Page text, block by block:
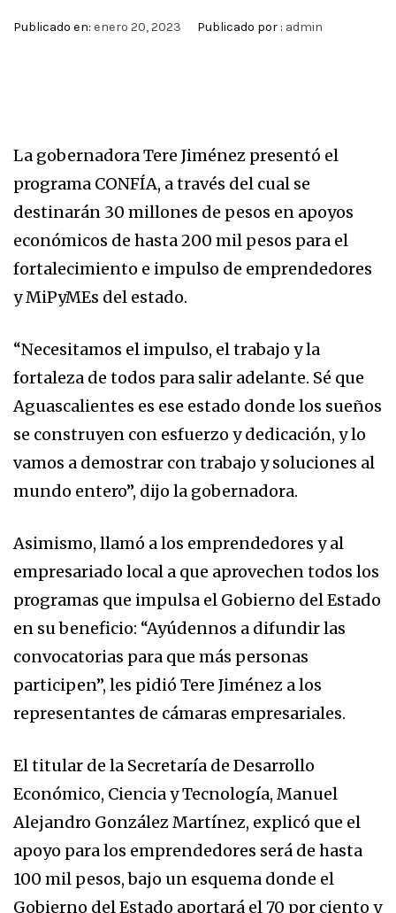
Publicado en: enero 20, 2023 Publicado por : admin
La gobernadora Tere Jiménez presentó el
programa CONFÍA, a través del cual se
destinarán 30 millones de pesos en apoyos
económicos de hasta 200 mil pesos para el
fortalecimiento e impulso de emprendedores
y MiPyMEs del estado.
“Necesitamos el impulso, el trabajo y la
fortaleza de todos para salir adelante. Sé que
Aguascalientes es ese estado donde los sueños
se construyen con esfuerzo y dedicación, y lo
vamos a demostrar con trabajo y soluciones al
mundo entero”, dijo la gobernadora.
Asimismo, llamó a los emprendedores y al
empresariado local a que aprovechen todos los
programas que impulsa el Gobierno del Estado
en su beneficio: “Ayúdennos a difundir las
convocatorias para que más personas
participen”, les pidió Tere Jiménez a los
representantes de cámaras empresariales.
El titular de la Secretaría de Desarrollo
Económico, Ciencia y Tecnología, Manuel
Alejandro González Martínez, explicó que el
apoyo para los emprendedores será de hasta
100 mil pesos, bajo un esquema donde el
Gobierno del Estado aportará el 70 por ciento y